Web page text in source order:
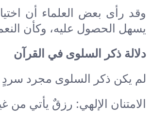
وقد رأى بعض العلماء أن
يسهل الحصول عليه، وكأن
دلالة ذكر السلوى في القرآن
لم يكن ذكر السلوى مجرد سردٍ
الامتنان الإلهي: رزقٌ يأتي